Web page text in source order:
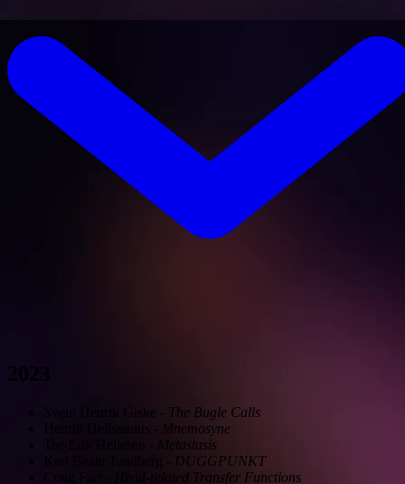
2023
Svein Henrik Giske - The Bugle Calls
- Mnemosyne
Metastasis
DUGGPUNKT
Head-related Transfer Functions